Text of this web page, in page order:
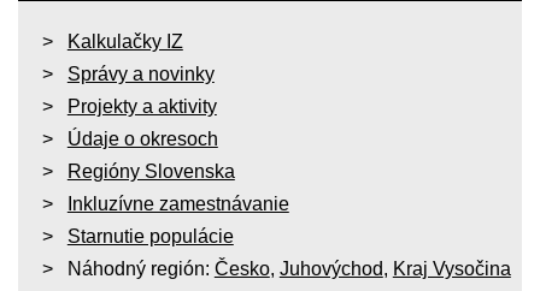
Kalkulačky IZ
Správy a novinky
Projekty a aktivity
Údaje o okresoch
Regióny Slovenska
Inkluzívne zamestnávanie
Starnutie populácie
Náhodný región: Česko, Juhovýchod, Kraj Vysočina